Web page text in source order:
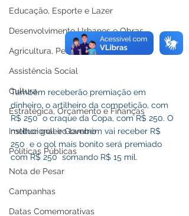
Educação, Esporte e Lazer
Desenvolvimento Urbanos e Obras
Agricultura, Pesca e Abastecimento
Assistência Social
Cultura
Estratégica, Orçamento e Finanças
Institucional e Governo
Políticas Públicas
Nota de Pesar
Campanhas
Datas Comemorativas
Também receberão premiação em
dinheiro, o artilheiro da competição, com
R$ 250  o craque da Copa, com R$ 250. O
melhor goleiro também vai receber R$
250  e o gol mais bonito será premiado
com R$ 250  somando R$ 15 mil.